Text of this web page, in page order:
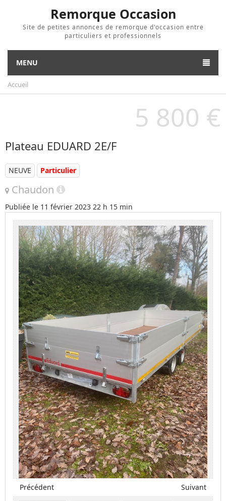
Remorque Occasion
Site de petites annonces de remorque d'occasion entre
particuliers et professionnels
MENU
Accueil
5 800 €
Plateau EDUARD 2E/F
NEUVE Particulier
Chaudon
Publiée le 11 février 2023 22 h 15 min
Précédent Suivant